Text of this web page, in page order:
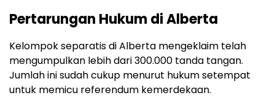
Pertarungan Hukum di Alberta
Kelompok separatis di Alberta mengeklaim telah
mengumpulkan lebih dari 300.000 tanda tangan.
Jumlah ini sudah cukup menurut hukum setempat
untuk memicu referendum kemerdekaan.